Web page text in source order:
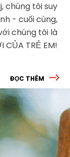
chúng tôi suy
- cuối cùng,
chúng tôi là
CỦA TRẺ EM!
ĐỌC THÊM